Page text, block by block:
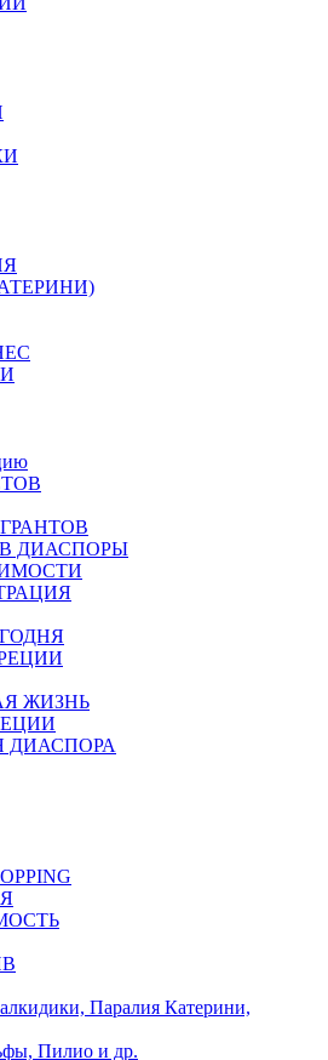
ДИАСПОРЫ
ЖИЗНЬ
ДИАСПОРА
Паралия Катерини,
Пилио и др.